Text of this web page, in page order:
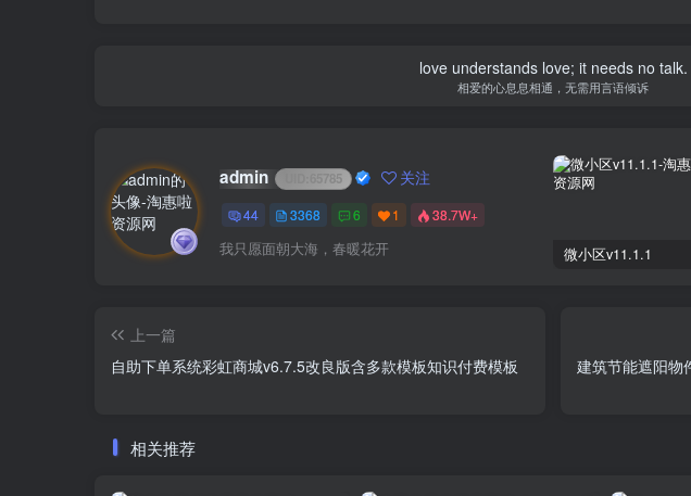
love understands love; it needs no talk.
相爱的心息息相通，无需用言语倾诉
admin 65785 关注
44 3368 6 1 38.7W+
我只愿面朝大海，春暖花开 微小区v11.1.1
上一篇
自助下单系统彩虹商城v6.7.5改良版含多款模板知识付费模板
建筑节能遮阳物
相关推荐